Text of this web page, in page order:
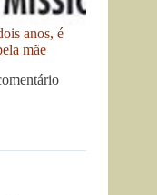
anos, é
mãe